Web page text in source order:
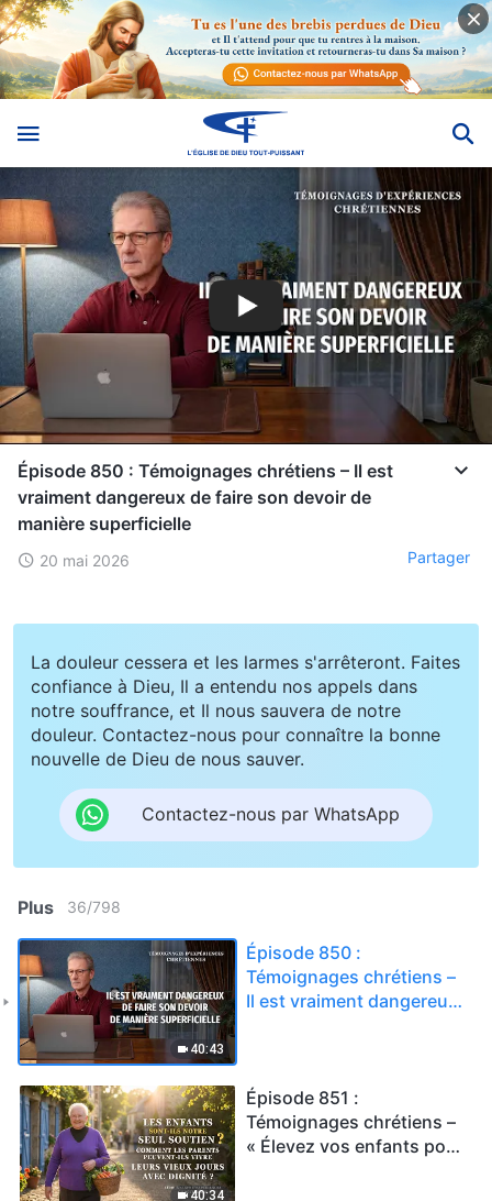
Épisode 850 : Témoignages chrétiens – Il est
vraiment dangereux de faire son devoir de
manière superficielle
20 mai 2026 Partager
La douleur cessera et les larmes s'arrêteront. Faites
confiance à Dieu, Il a entendu nos appels dans
notre souffrance, et Il nous sauvera de notre
douleur. Contactez-nous pour connaître la bonne
nouvelle de Dieu de nous sauver.
Contactez-nous par WhatsApp
Plus 36/798
40:43
Épisode 850 :
Témoignages chrétiens –
Il est vraiment dangereux
40:34
Épisode 851 :
Témoignages chrétiens –
« Élevez vos enfants pour